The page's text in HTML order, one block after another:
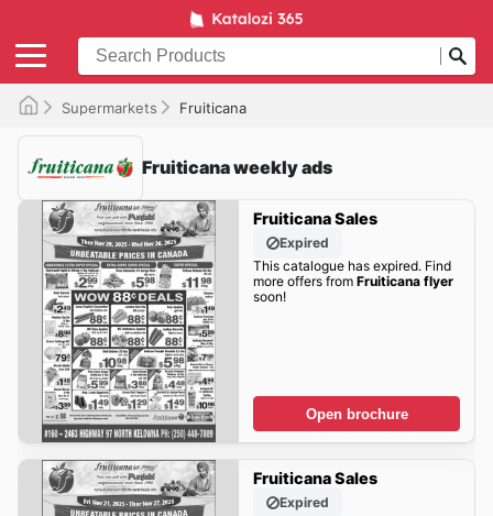
Supermarkets Fruiticana
Fruiticana weekly ads
Fruiticana Sales
Expired
This catalogue has expired. Find
more offers from Fruiticana flyer
soon!
Open brochure
Fruiticana Sales
Expired